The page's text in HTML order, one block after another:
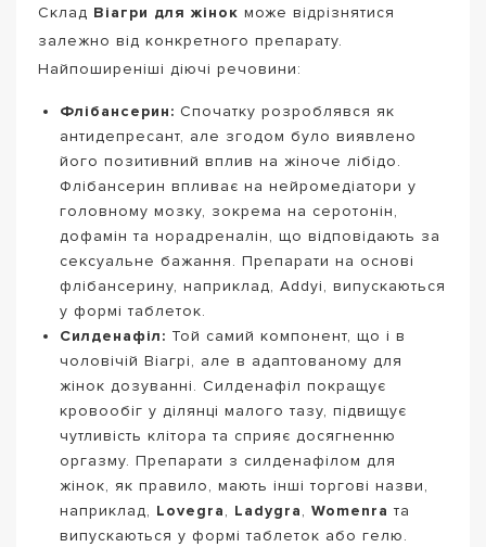
Склад Віагри для жінок може відрізнятися
залежно від конкретного препарату.
Найпоширеніші діючі речовини:
Флібансерин: Спочатку розроблявся як
антидепресант, але згодом було виявлено
його позитивний вплив на жіноче лібідо.
Флібансерин впливає на нейромедіатори у
головному мозку, зокрема на серотонін,
дофамін та норадреналін, що відповідають за
сексуальне бажання. Препарати на основі
флібансерину, наприклад, Addyi, випускаються
у формі таблеток.
Силденафіл: Той самий компонент, що і в
чоловічій Віагрі, але в адаптованому для
жінок дозуванні. Силденафіл покращує
кровообіг у ділянці малого тазу, підвищує
чутливість клітора та сприяє досягненню
оргазму. Препарати з силденафілом для
жінок, як правило, мають інші торгові назви,
наприклад, Lovegra, Ladygra, Womenra та
випускаються у формі таблеток або гелю.